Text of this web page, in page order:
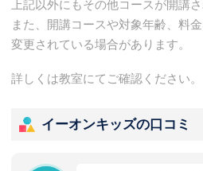
上記以外にもその他コースが開講
また、開講コースや対象年齢、料
変更されている場合があります。
詳しくは教室にてご確認ください。
イーオンキッズの口コミ